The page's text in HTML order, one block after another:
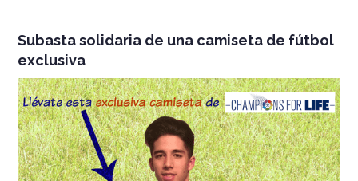
Subasta solidaria de una camiseta de fútbol
exclusiva